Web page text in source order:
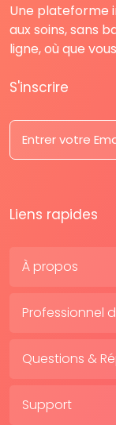
Une plateforme
aux soins, sans
ligne, où que
S'inscrire
Liens rapides
À propos
Professionnel
Questions &
Support